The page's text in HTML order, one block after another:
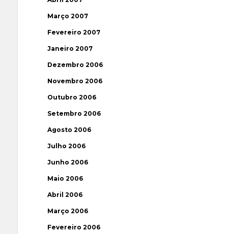
Março 2007
Fevereiro 2007
Janeiro 2007
Dezembro 2006
Novembro 2006
Outubro 2006
Setembro 2006
Agosto 2006
Julho 2006
Junho 2006
Maio 2006
Abril 2006
Março 2006
Fevereiro 2006